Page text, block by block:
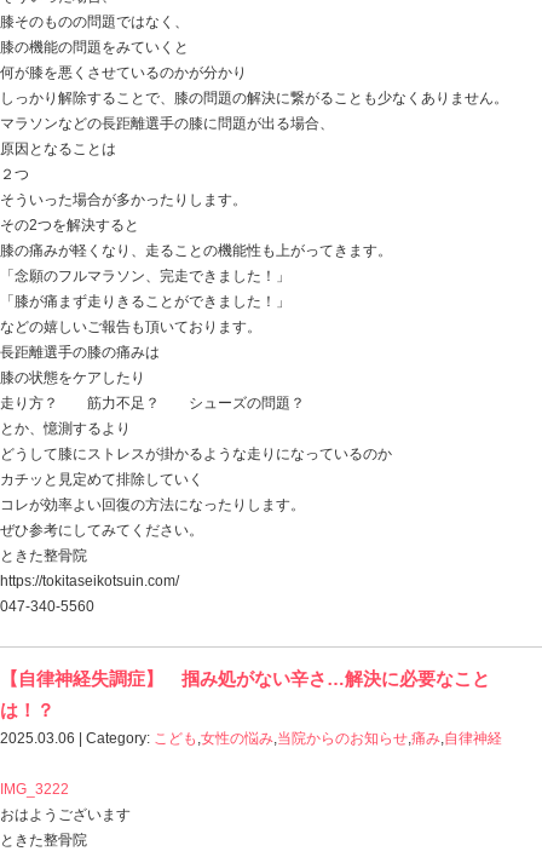
常に腕がしびれている。
首を動かさないように気を遣いながら過ごしている方や
痛みとシビレで仕事にも行けない
痛み止め 局所麻酔などをしても痛みが減ってくれない
手術も視野に入れなければ…という方。
頸椎ヘルニアの症状は、なかなか深刻なケースが多かっ
皆さん、当然病院の受診 検査をし、
頸椎ヘルニアに対しての処置を受けたり
お薬をもらいしっかり飲んでいるわけです。
もちろん、経過が良いケースもあればそうではないこと
本日は 頚椎椎間板ヘルニア に有効な手段のヒントを
頚椎椎間板ヘルニアをみていくとき、
頚椎の状態をしっかり把握し調整していくことも大事で
一番の問題は
「 どうして頚椎椎間板ヘルニアになったのか？ 」
このことが解決されない限り、頸椎ヘルニアが良くなっ
想像しずらいですよね。
原因が残ったまま、結果を変えようとしても無理があり
では、
頚椎椎間板ヘルニアになってしまう原因って何なのか？
姿勢の問題・・・？
ストレートネックだから・・・？
デスクワークが多く運動不足だから・・・？